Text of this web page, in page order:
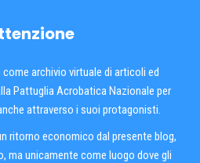
archivio virtuale di articoli ed
Pattuglia Acrobatica Nazionale per
attraverso i suoi protagonisti.
ritorno economico dal presente blog,
ma unicamente come luogo dove gli